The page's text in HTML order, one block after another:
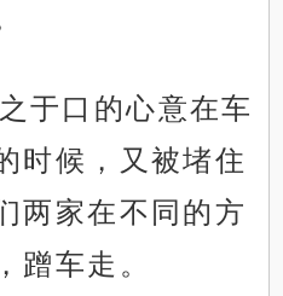
于口的心意在车
时候，又被堵住
两家在不同的方
蹭车走。